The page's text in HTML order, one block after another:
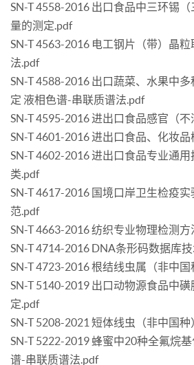
SN-T 4558-2016 出口食品中三环锡
量的测定.pdf
SN-T 4563-2016 电工钢片（带）晶
法.pdf
SN-T 4588-2016 出口蔬菜、水果中
定 液相色谱-串联质谱法.pdf
SN-T 4595-2016 进出口食品感官（
SN-T 4601-2016 进出口食品、化妆
SN-T 4602-2016 进出口食品专业通
类.pdf
SN-T 4617-2016 国境口岸卫生检疫
范.pdf
SN-T 4663-2016 纺织专业物理检测
SN-T 4714-2016 DNA条形码数据库
SN-T 4723-2016 根结线虫属（非中
SN-T 5140-2019 出口动物源食品中
定.pdf
SN-T 5208-2021 短体线虫（非中国
SN-T 5222-2019 蜂蜜中20种全氟烷
谱-串联质谱法.pdf